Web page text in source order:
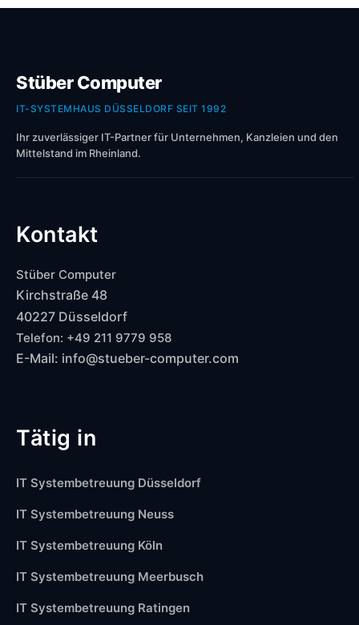
Stüber Computer
IT-SYSTEMHAUS DÜSSELDORF SEIT 1992
Ihr zuverlässiger IT-Partner für Unternehmen, Kanzleien und den
Mittelstand im Rheinland.
Kontakt
Stüber Computer
Kirchstraße 48
40227 Düsseldorf
Telefon: +49 211 9779 958
E-Mail: info@stueber-computer.com
Tätig in
IT Systembetreuung Düsseldorf
IT Systembetreuung Neuss
IT Systembetreuung Köln
IT Systembetreuung Meerbusch
IT Systembetreuung Ratingen